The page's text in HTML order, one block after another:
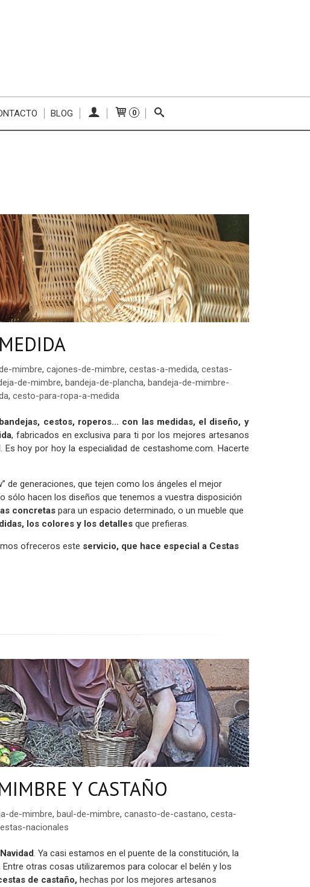
BLOG 0
mimbre, cajones-de-mimbre, cestas-a-medida, cestas-
de-mimbre, bandeja-de-plancha, bandeja-de-mimbre-
, cesto-para-ropa-a-medida
cestos, roperos... con las medidas, el diseño, y
, fabricados en exclusiva para ti por los mejores artesanos
hoy por hoy la especialidad de cestashome.com. Hacerte
de generaciones, que tejen como los ángeles el mejor
sólo hacen los diseños que tenemos a vuestra disposición
concretaspara un espacio determinado, o un mueble que
los colores y los detallesque prefieras.
ofreceros este servicio, que hace especial a Cestas
Y CASTAÑO
de-mimbre, baul-de-mimbre, canasto-de-castano, cesta-
nacionales
Navidad. Ya casi estamos en el puente de la constitución, la
otras cosas utilizaremos para colocar el belén y los
de castaño, hechas por los mejores artesanos